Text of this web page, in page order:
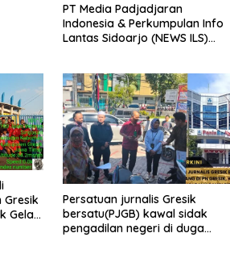
PT Media Padjadjaran
Indonesia & Perkumpulan Info
Lantas Sidoarjo (NEWS ILS)
Gresik
Gelar
Persatuan jurnalis Gresik
bersatu(PJGB) kawal sidak
pengadilan negeri di duga